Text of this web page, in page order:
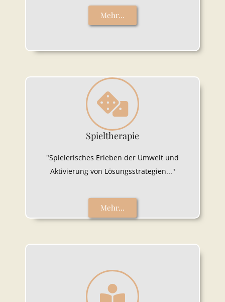
Mehr...
Spieltherapie
"Spielerisches Erleben der Umwelt und
Aktivierung von Lösungsstrategien..."
Mehr...